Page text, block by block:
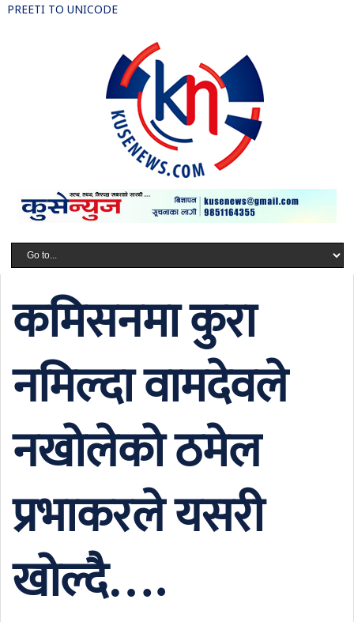
PREETI TO UNICODE
कमिसनमा कुरा
नमिल्दा वामदेवले
नखोलेको ठमेल
प्रभाकरले यसरी
खोल्दै….